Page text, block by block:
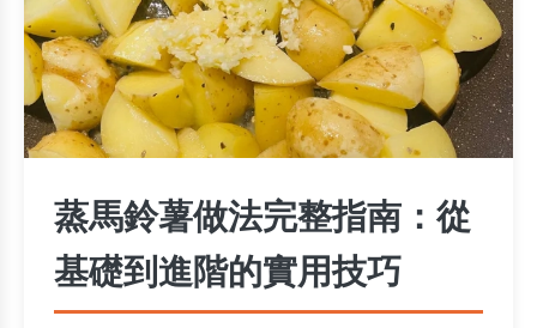
蒸馬鈴薯做法完整指南：從
基礎到進階的實用技巧